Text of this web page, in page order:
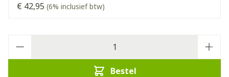
€ 42,95 (6% inclusief btw)
Bestel